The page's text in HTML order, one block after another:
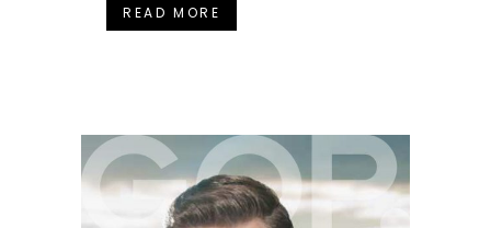
READ MORE